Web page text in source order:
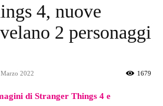
4, nuove
2 personaggi
2022 1679
di Stranger Things 4 e